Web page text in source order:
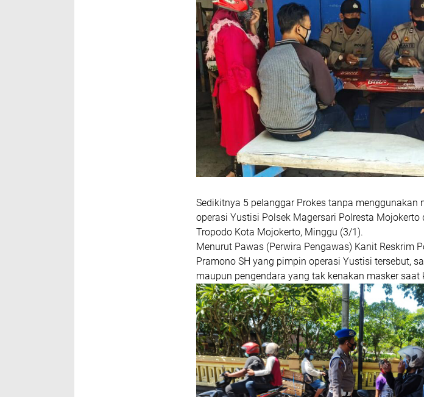
Sedikitnya 5 pelanggar Prokes tanpa menggunakan
operasi Yustisi Polsek Magersari Polresta Mojokerto
Tropodo Kota Mojokerto, Minggu (3/1).
Menurut Pawas (Perwira Pengawas) Kanit Reskrim
Pramono SH yang pimpin operasi Yustisi tersebut,
maupun pengendara yang tak kenakan masker saat